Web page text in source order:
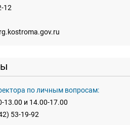
12
по личным вопросам:
13.00 и 14.00-17.00
53-19-92